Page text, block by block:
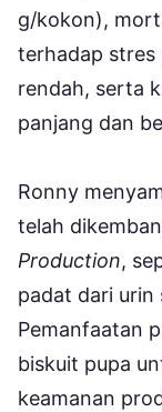
g/kokon),
terhadap stres
rendah, serta
panjang dan
Ronny
telah
Production,
padat dari urin
Pemanfaatan
biskuit pupa
keamanan